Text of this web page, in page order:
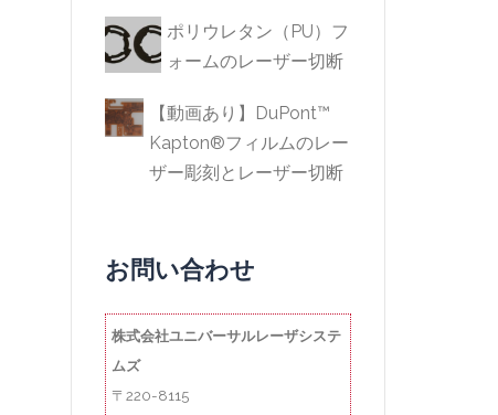
ポリウレタン（PU）フ
ォームのレーザー切断
【動画あり】DuPont™
Kapton®フィルムのレー
ザー彫刻とレーザー切断
お問い合わせ
株式会社ユニバーサルレーザシステ
ムズ
〒220-8115